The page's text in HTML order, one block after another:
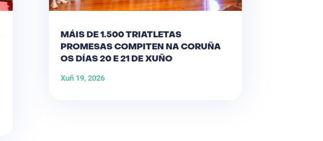
MÁIS DE 1.500 TRIATLETAS
PROMESAS COMPITEN NA CORUÑA
OS DÍAS 20 E 21 DE XUÑO
Xuñ 19, 2026